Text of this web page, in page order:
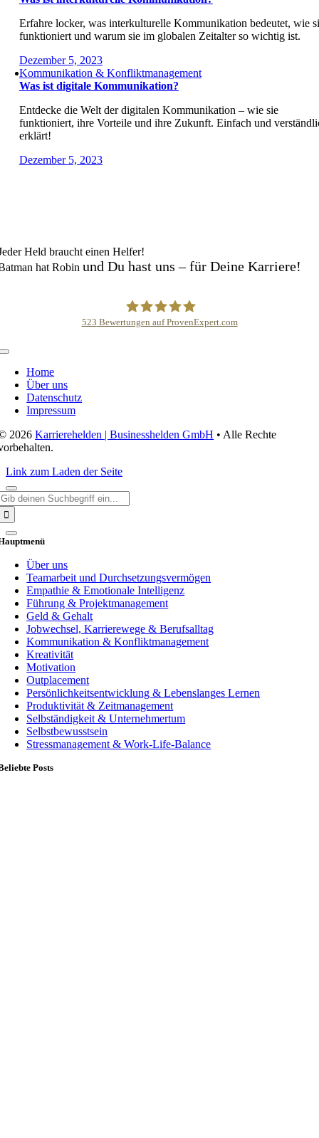
Erfahre locker, was interkulturelle Kommunikation bedeutet, wie
funktioniert und warum sie im globalen Zeitalter so wichtig ist.
Dezember 5, 2023
Kommunikation & Konfliktmanagement
Was ist digitale Kommunikation?
Entdecke die Welt der digitalen Kommunikation – wie sie
funktioniert, ihre Vorteile und ihre Zukunft. Einfach und
erklärt!
Dezember 5, 2023
Held braucht einen Helfer!
hat Robinund Du hast uns – für Deine Karriere!
523 Bewertungen auf ProvenExpert.com
Navigation
umschalten
Home
Über uns
Datenschutz
Impressum
2026Karrierehelden | Businesshelden GmbH • Alle Rechte
Link zum Laden der Seite
Über uns
Teamarbeit und Durchsetzungsvermögen
Empathie & Emotionale Intelligenz
Führung & Projektmanagement
Geld & Gehalt
Jobwechsel, Karrierewege & Berufsalltag
Kommunikation & Konfliktmanagement
Kreativität
Motivation
Outplacement
Persönlichkeitsentwicklung & Lebenslanges Lernen
Produktivität & Zeitmanagement
Selbständigkeit & Unternehmertum
Selbstbewusstsein
Stressmanagement & Work-Life-Balance
Posts